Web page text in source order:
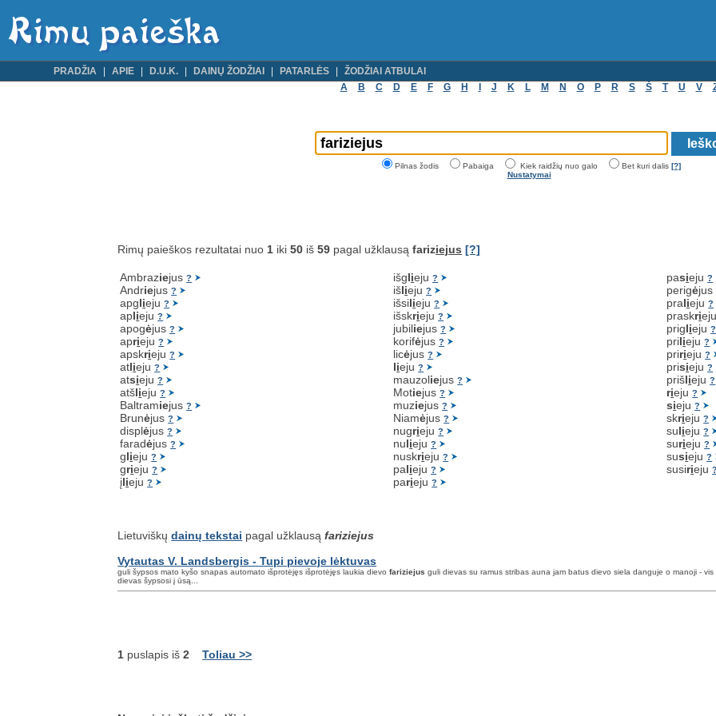
PRADŽIA APIE D.U.K. DAINŲ ŽODŽIAI PATARLĖS
ŽODŽIAI ATBULAI
A
B C D E F G H J K L M N O P R S Š T U V
Pilnas žodis Pabaiga Kiek raidžių nuo galo Bet kuri dalis [?]
Nustatymai
Rimų paieškos rezultatai nuo 1 iki50 iš59 pagal užklausąfariziejus [?]
Ambraziejus?
Andriejus?
apglieju?
aplieju?
apogėjus?
aprieju?
apskrieju?
atlieju?
atsieju?
atšlieju?
Baltramiejus?
Brunėjus?
displėjus?
faradėjus?
glieju?
grieju?
įlieju?
išglieju?
išlieju?
išsilieju?
išskrieju?
jubiliejus?
korifėjus?
licėjus?
lieju?
mauzoliejus?
Motiejus?
muziejus?
Niamėjus?
nugrieju?
nulieju?
nuskrieju?
palieju?
parieju?
pasieju?
perigėjus
pralieju?
praskri
priglieju?
prilieju?
pririeju?
prisieju?
prišlieju?
rieju?
sieju?
skrieju?
sulieju?
surieju?
susieju?
susirieju?
Lietuviškųdainų tekstai pagal užklausąfariziejus
Vytautas V. Landsbergis - Tupi pievoje lėktuvas
guli šypsos mato kyšo snapas automato išprotėjęs išprotėjęs laukia dievofariziejus guli dievas su ramus stribas auna jam batus dievo siela danguje o manoji -
dievas šypsosi į ūsą...
1 puslapis iš2 Toliau >>